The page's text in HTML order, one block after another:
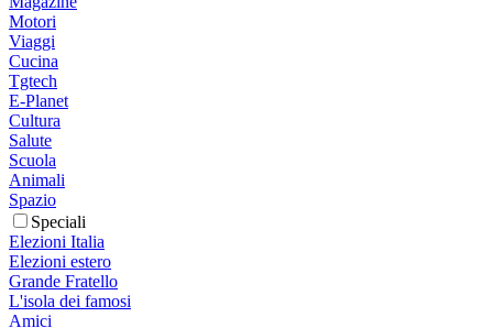
Motori
Viaggi
Cucina
Tgtech
E-Planet
Cultura
Salute
Scuola
Animali
Spazio
Speciali
Elezioni Italia
Elezioni estero
Grande Fratello
L'isola dei famosi
Amici